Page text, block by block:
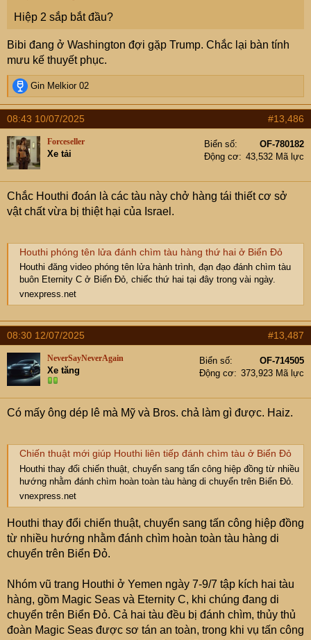
thống này bị đánh giá là vẫn còn hạn chế khi đối phó với
đang sở hữu.
— Middle East Eye
Iran receives Chinese surface-to-air missile batteries after Israel ceasefire deal
The Islamic Republic is trading oil for Chinese air defence
missiles as it looks to rebuild capabilities destroyed by Israel,
sources say
Hiệp 2 sắp bắt đầu?
Bibi đang ở Washington đợi gặp Trump. Chắc lại bàn tính
mưu kế thuyết phục.
R
e
a
c
t
i
o
n
s
:
Gin Melkior 02
08:43 10/07/2025 #13,486
Forceseller
Xe tải
Biển số
OF-780182
Động cơ
43,532 Mã lực
Chắc Houthi đoán là các tàu này chở hàng tái thiết cơ sở
vật chất vừa bị thiệt hại của Israel.
Houthi phóng tên lửa đánh chìm tàu hàng thứ hai ở Biển Đỏ
Houthi đăng video phóng tên lửa hành trình, đạn đạo đánh chìm tàu
buôn Eternity C ở Biển Đỏ, chiếc thứ hai tại đây trong vài ngày.
vnexpress.net
08:30 12/07/2025 #13,487
NeverSayNeverAgain
Xe tăng
Biển số
OF-714505
Động cơ
373,923 Mã lực
Có mấy ông dép lê mà Mỹ và Bros. chả làm gì được. Haiz.
Chiến thuật mới giúp Houthi liên tiếp đánh chìm tàu ở Biển Đỏ
Houthi thay đổi chiến thuật, chuyển sang tấn công hiệp đồng từ nhiều
hướng nhằm đánh chìm hoàn toàn tàu hàng di chuyển trên Biển Đỏ.
vnexpress.net
Houthi thay đổi chiến thuật, chuyển sang tấn công hiệp đồng
từ nhiều hướng nhằm đánh chìm hoàn toàn tàu hàng di
chuyển trên Biển Đỏ.
Nhóm vũ trang Houthi ở Yemen ngày 7-9/7 tập kích hai tàu
hàng, gồm Magic Seas và Eternity C, khi chúng đang di
chuyển trên Biển Đỏ. Cả hai tàu đều bị đánh chìm, thủy thủ
đoàn Magic Seas được sơ tán an toàn, trong khi vụ tấn công